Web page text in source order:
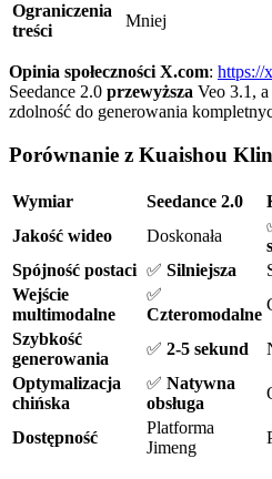
Ograniczenia
treści
Mniej
Opinia społeczności X.com: https://
Seedance 2.0 przewyższa Veo 3.1, a
zdolność do generowania
Porównanie z Kuaishou
Wymiar Seedance 2.0
Jakość wideo
Doskonała
Spójność postaci ✅ Silniejsza
Wejście
multimodalne
✅
Czteromodalne
Szybkość
generowania
✅ 2-5 sekund
Optymalizacja
chińska
✅ Natywna
obsługa
Dostępność
Platforma
Jimeng